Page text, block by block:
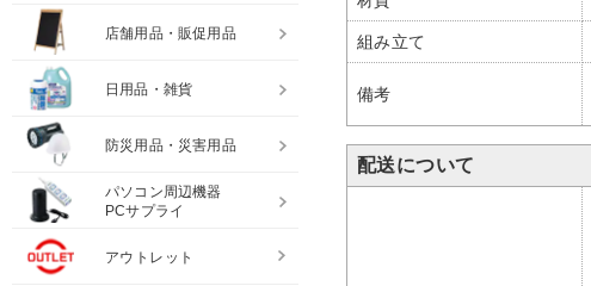
組み立て
備考
配送について
店舗用品・販促用品
日用品・雑貨
防災用品・災害用品
パソコン周辺機器
PCサプライ
アウトレット